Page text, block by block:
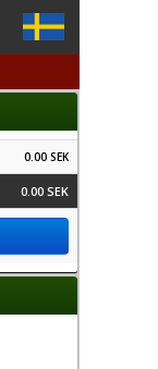
0.00 SEK
0.00 SEK